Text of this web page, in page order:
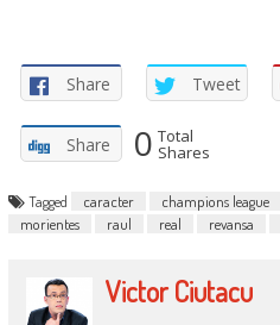
Share Tweet
Share 0 Total
Shares
Tagged caracter champions league
morientes
raul real revansa
Victor Ciutacu